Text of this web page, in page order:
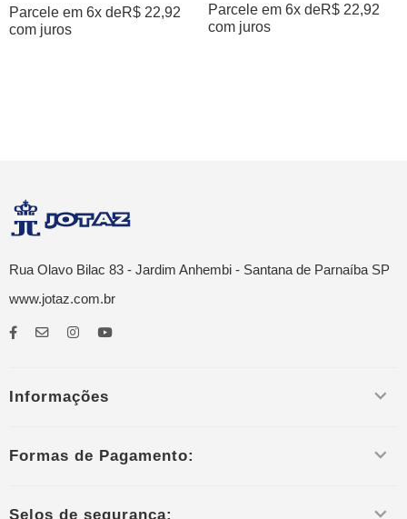
Parcele em 6x deR$ 22,92
com juros
Parcele em 6x deR$ 22,92
com juros
Rua Olavo Bilac 83 - Jardim Anhembi - Santana de Parnaíba SP
www.jotaz.com.br
Informações
Formas de Pagamento:
Selos de segurança: